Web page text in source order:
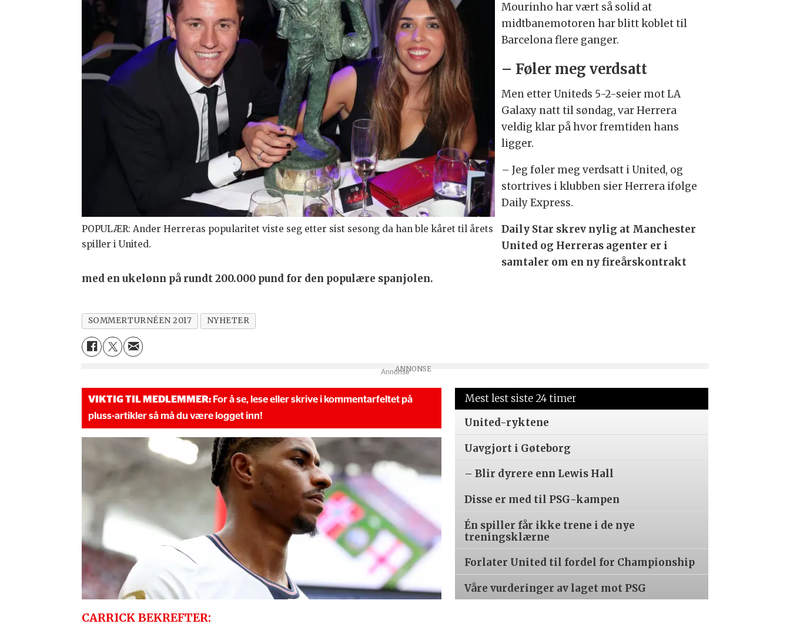
POPULÆR: Ander Herreras popularitet viste seg etter sist sesong da han ble kåret til årets
spiller i United.
Mourinho har vært så solid at
midtbanemotoren har blitt koblet til
Barcelona flere ganger.
– Føler meg verdsatt
Men etter Uniteds 5-2-seier mot LA
Galaxy natt til søndag, var Herrera
veldig klar på hvor fremtiden hans
ligger.
– Jeg føler meg verdsatt i United, og
stortrives i klubben sier Herrera ifølge
Daily Express.
Daily Star skrev nylig at Manchester
United og Herreras agenter er i
samtaler om en ny fireårskontrakt
med en ukelønn på rundt 200.000 pund for den populære spanjolen.
SOMMERTURNÉEN 2017 NYHETER
Annonse
VIKTIG TIL MEDLEMMER: For å se, lese eller skrive i kommentarfeltet på
pluss-artikler så må du være logget inn!
CARRICK BEKREFTER:
Mest lest siste 24 timer
United-ryktene
Uavgjort i Gøteborg
– Blir dyrere enn Lewis Hall
Disse er med til PSG-kampen
Én spiller får ikke trene i de nye
treningsklærne
Forlater United til fordel for Championship
Våre vurderinger av laget mot PSG